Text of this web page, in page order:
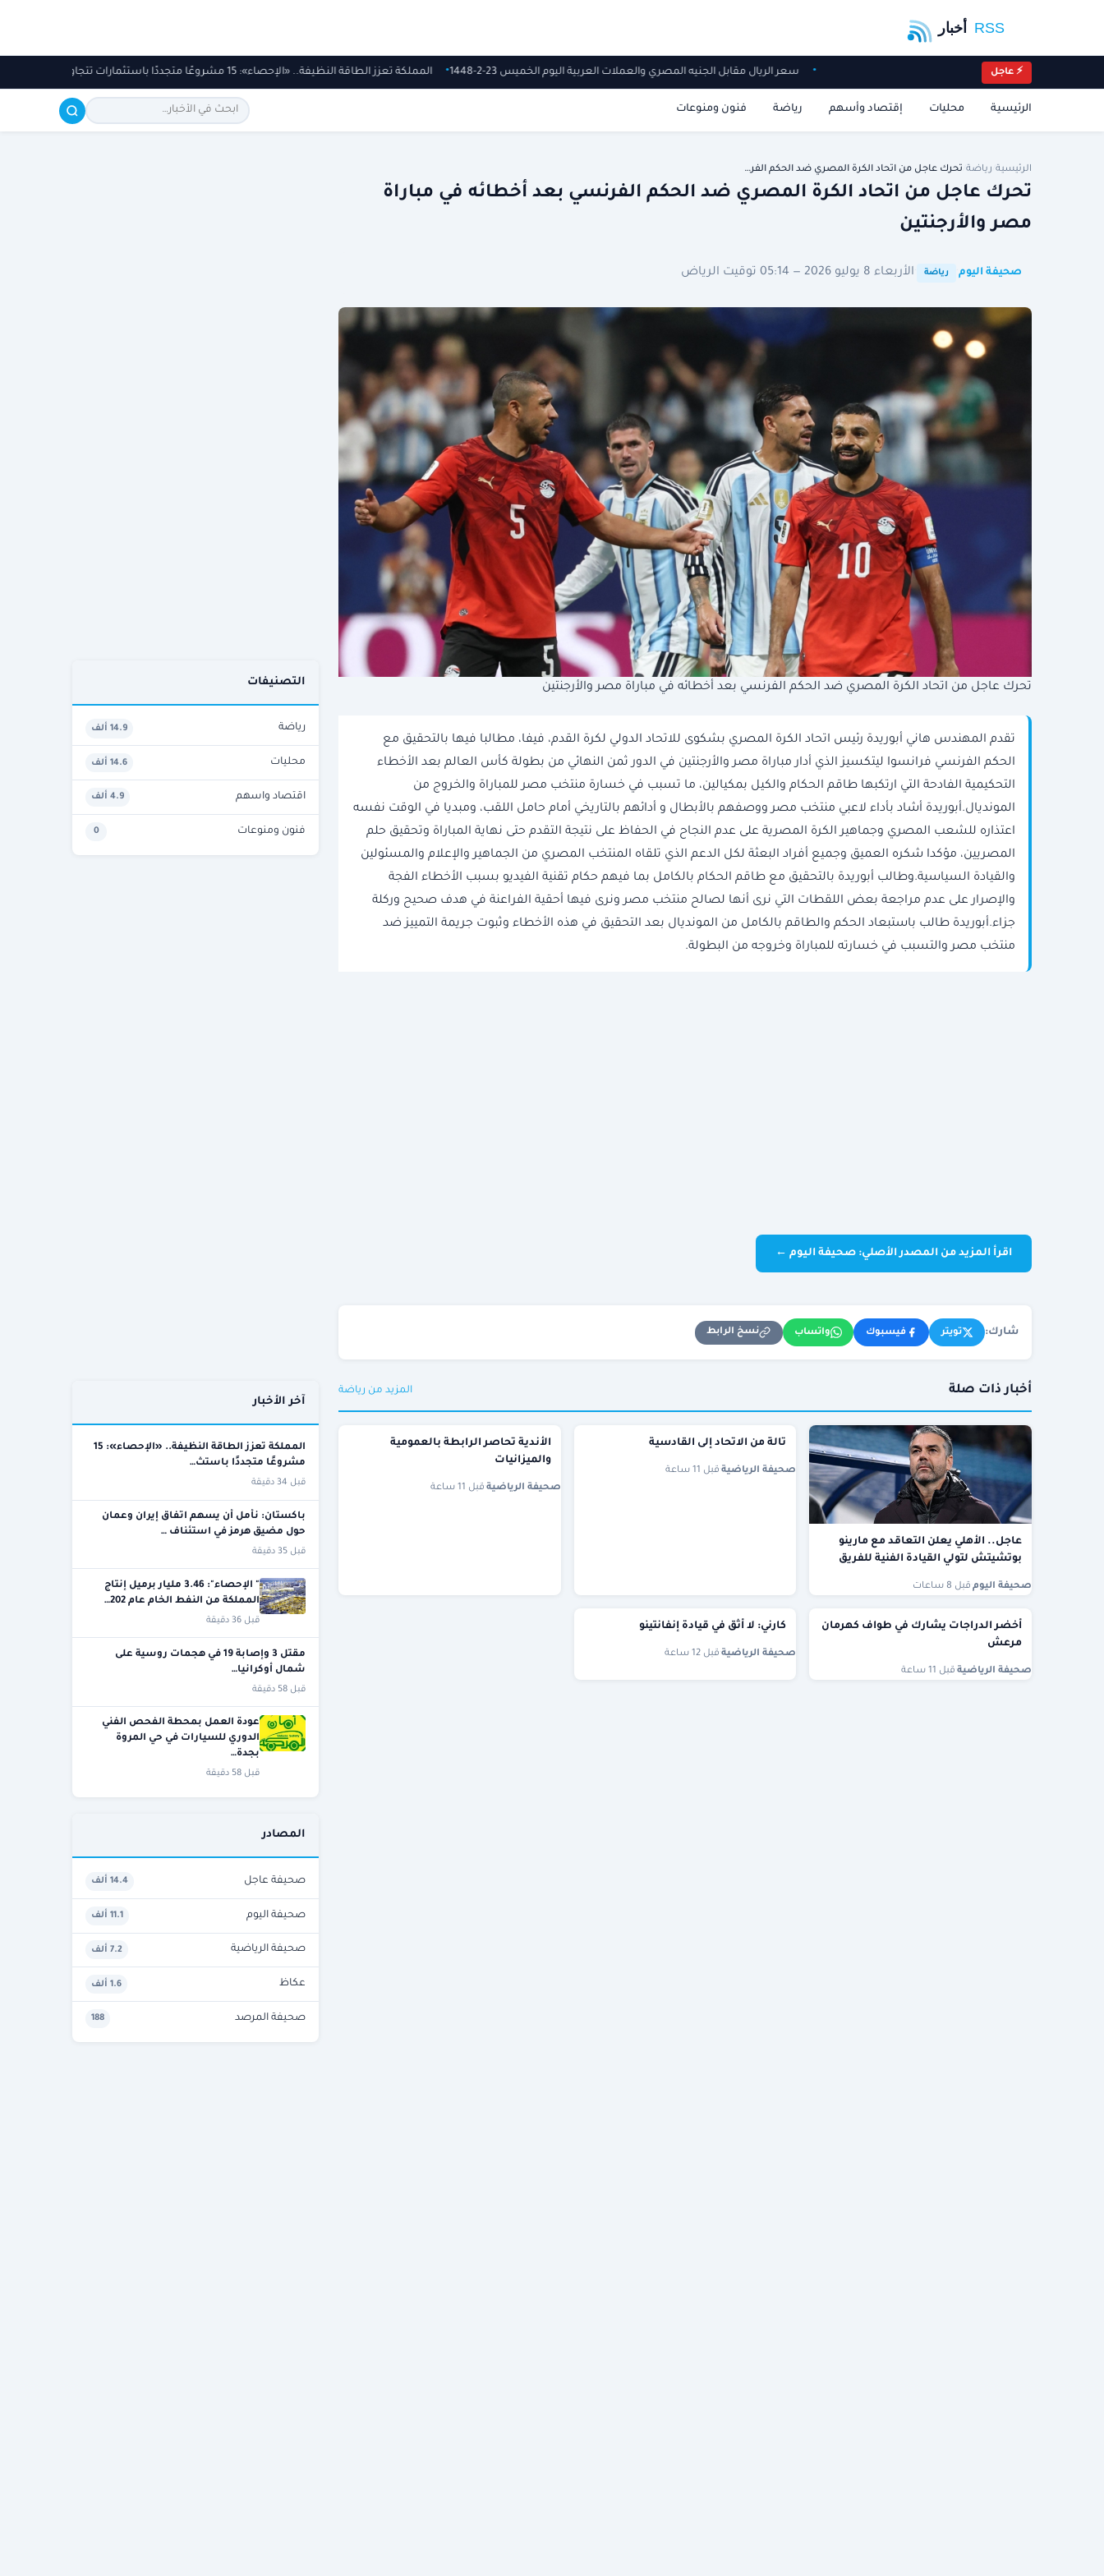
⚡ عاجل سعر الريال مقابل الجنيه المصري والعملات العربية اليوم الخميس 23-2-1448 المملكة تعزز الطاقة النظيفة.. «الإحصاء»: 15 مشروعًا متجددًا باستثمارات تتجاوز 36 مليار ريال حتى نهاية 2025
الرئيسية محليات إقتصاد وأسهم رياضة فنون ومنوعات
الرئيسية رياضة تحرك عاجل من اتحاد الكرة المصري ضد الحكم الفر…
تحرك عاجل من اتحاد الكرة المصري ضد الحكم الفرنسي بعد أخطائه في مباراة
مصر والأرجنتين
صحيفة اليوم رياضة الأربعاء 8 يوليو 2026 — 05:14 توقيت الرياض
تحرك عاجل من اتحاد الكرة المصري ضد الحكم الفرنسي بعد أخطائه في مباراة مصر والأرجنتين
تقدم المهندس هاني أبوريدة رئيس اتحاد الكرة المصري بشكوى للاتحاد الدولي لكرة القدم، فيفا، مطالبا فيها بالتحقيق مع
الحكم الفرنسي فرانسوا ليتكسيز الذي أدار مباراة مصر والأرجنتين في الدور ثمن النهائي من بطولة كأس العالم بعد الأخطاء
التحكيمية الفادحة التي ارتكبها طاقم الحكام والكيل بمكيالين، ما تسبب في خسارة منتخب مصر للمباراة والخروج من
المونديال.أبوريدة أشاد بأداء لاعبي منتخب مصر ووصفهم بالأبطال و أدائهم بالتاريخي أمام حامل اللقب، ومبديا في الوقت نفسه
اعتذاره للشعب المصري وجماهير الكرة المصرية على عدم النجاح في الحفاظ على نتيجة التقدم حتى نهاية المباراة وتحقيق حلم
المصريين، مؤكدا شكره العميق وجميع أفراد البعثة لكل الدعم الذي تلقاه المنتخب المصري من الجماهير والإعلام والمسئولين
والقيادة السياسية.وطالب أبوريدة بالتحقيق مع طاقم الحكام بالكامل بما فيهم حكام تقنية الفيديو بسبب الأخطاء الفجة
والإصرار على عدم مراجعة بعض اللقطات التي نرى أنها لصالح منتخب مصر ونرى فيها أحقية الفراعنة في هدف صحيح وركلة
جزاء.أبوريدة طالب باستبعاد الحكم والطاقم بالكامل من المونديال بعد التحقيق في هذه الأخطاء وثبوت جريمة التمييز ضد
منتخب مصر والتسبب في خسارته للمباراة وخروجه من البطولة.
اقرأ المزيد من المصدر الأصلي: صحيفة اليوم ←
شارك: تويتر فيسبوك واتساب نسخ الرابط
أخبار ذات صلة المزيد من رياضة
عاجل.. الأهلي يعلن التعاقد مع مارينو
بوتشيتش لتولي القيادة الفنية للفريق
صحيفة اليوم قبل 8 ساعات
تالة من الاتحاد إلى القادسية
صحيفة الرياضية· قبل 11 ساعة
الأندية تحاصر الرابطة بالعمومية
والميزانيات
صحيفة الرياضية قبل 11 ساعة
أخضر الدراجات يشارك في طواف كهرمان
مرعش
صحيفة الرياضية قبل 11 ساعة
كارني: لا أثق في قيادة إنفانتينو
صحيفة الرياضية· قبل 12 ساعة
التصنيفات
رياضة 14.9 ألف
محليات 14.6 ألف
اقتصاد واسهم 4.9 ألف
فنون ومنوعات 0
آخر الأخبار
المملكة تعزز الطاقة النظيفة.. «الإحصاء»: 15
مشروعًا متجددًا باستث…
قبل 34 دقيقة
باكستان: نأمل أن يسهم اتفاق إيران وعمان
حول مضيق هرمز في استئناف …
قبل 35 دقيقة
" الإحصاء": 3.46 مليار برميل إنتاج
المملكة من النفط الخام عام 202…
قبل 36 دقيقة
مقتل 3 وإصابة 19 في هجمات روسية على
شمال أوكرانيا…
قبل 58 دقيقة
عودة العمل بمحطة الفحص الفني
الدوري للسيارات في حي المروة
بجدة…
قبل 58 دقيقة
المصادر
صحيفة عاجل 14.4 ألف
صحيفة اليوم 11.1 ألف
صحيفة الرياضية 7.2 ألف
عكاظ 1.6 ألف
صحيفة المرصد 188